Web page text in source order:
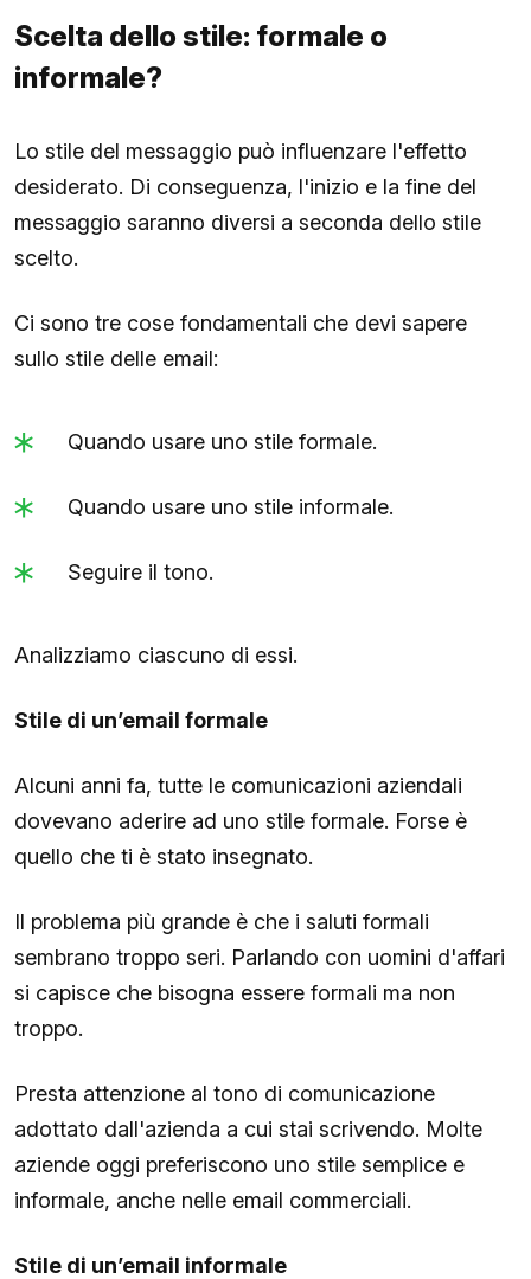
Scelta dello stile: formale o
informale?
Lo stile del messaggio può influenzare l'effetto
desiderato. Di conseguenza, l'inizio e la fine del
messaggio saranno diversi a seconda dello stile
scelto.
Ci sono tre cose fondamentali che devi sapere
sullo stile delle email:
Quando usare uno stile formale.
Quando usare uno stile informale.
Seguire il tono.
Analizziamo ciascuno di essi.
Stile di un’email formale
Alcuni anni fa, tutte le comunicazioni aziendali
dovevano aderire ad uno stile formale. Forse è
quello che ti è stato insegnato.
Il problema più grande è che i saluti formali
sembrano troppo seri. Parlando con uomini d'affari
si capisce che bisogna essere formali ma non
troppo.
Presta attenzione al tono di comunicazione
adottato dall'azienda a cui stai scrivendo. Molte
aziende oggi preferiscono uno stile semplice e
informale, anche nelle email commerciali.
Stile di un’email informale